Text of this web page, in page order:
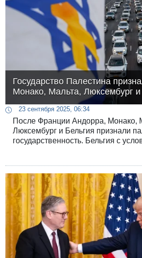
процесс”.
Государство Палестина
Монако, Мальта, Люксембург и
23 сентября 2025, 06:34
После Франции Андорра, Монако,
Люксембург и Бельгия признали
государственность. Бельгия с